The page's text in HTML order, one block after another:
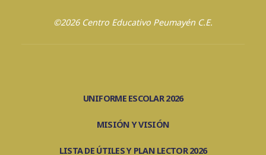
©2026 Centro Educativo Peumayén C.E.
UNIFORME ESCOLAR 2026
MISIÓN Y VISIÓN
LISTA DE ÚTILES Y PLAN LECTOR 2026